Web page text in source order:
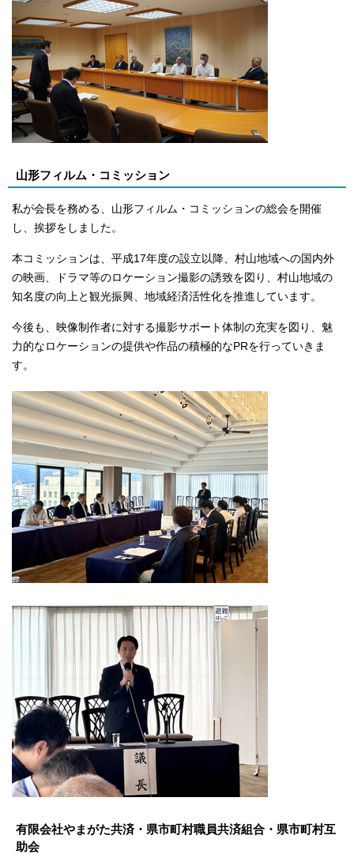
山形フィルム・コミッション
私が会長を務める、山形フィルム・コミッションの総会を開催
し、挨拶をしました。
本コミッションは、平成17年度の設立以降、村山地域への国内外
の映画、ドラマ等のロケーション撮影の誘致を図り、村山地域の
知名度の向上と観光振興、地域経済活性化を推進しています。
今後も、映像制作者に対する撮影サポート体制の充実を図り、魅
力的なロケーションの提供や作品の積極的なPRを行っていきま
す。
有限会社やまがた共済・県市町村職員共済組合・県市町村互
助会